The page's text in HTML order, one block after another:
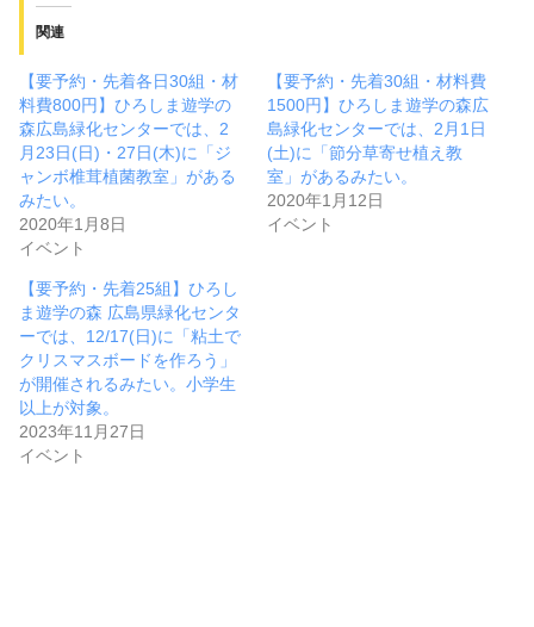
関連
【要予約・先着各日30組・材
料費800円】ひろしま遊学の
森広島緑化センターでは、2
月23日(日)・27日(木)に「ジ
ャンボ椎茸植菌教室」がある
みたい。
2020年1月8日
イベント
【要予約・先着30組・材料費
1500円】ひろしま遊学の森広
島緑化センターでは、2月1日
(土)に「節分草寄せ植え教
室」があるみたい。
2020年1月12日
イベント
【要予約・先着25組】ひろし
ま遊学の森 広島県緑化センタ
ーでは、12/17(日)に「粘土で
クリスマスボードを作ろう」
が開催されるみたい。小学生
以上が対象。
2023年11月27日
イベント